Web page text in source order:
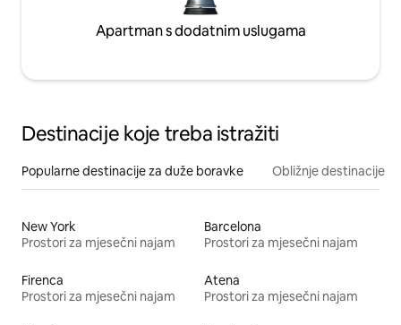
Apartman s dodatnim uslugama
Destinacije koje treba istražiti
Popularne destinacije za duže boravke Obližnje destinacije
New York
Prostori za mjesečni najam
Barcelona
Prostori za mjesečni najam
Firenca
Prostori za mjesečni najam
Atena
Prostori za mjesečni najam